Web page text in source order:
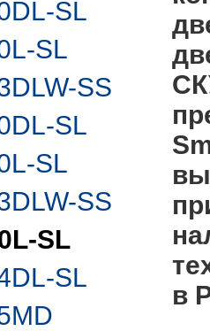
SL
SL
SS
SL
SL
SS
SL
SL
в